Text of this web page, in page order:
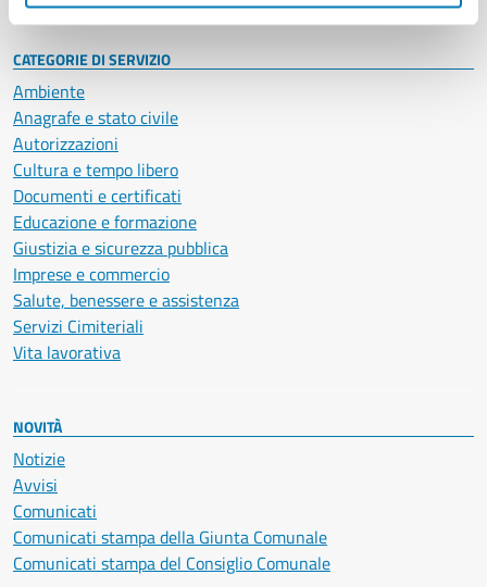
CATEGORIE DI SERVIZIO
Ambiente
Anagrafe e stato civile
Autorizzazioni
Cultura e tempo libero
Documenti e certificati
Educazione e formazione
Giustizia e sicurezza pubblica
Imprese e commercio
Salute, benessere e assistenza
Servizi Cimiteriali
Vita lavorativa
NOVITÀ
Notizie
Avvisi
Comunicati
Comunicati stampa della Giunta Comunale
Comunicati stampa del Consiglio Comunale